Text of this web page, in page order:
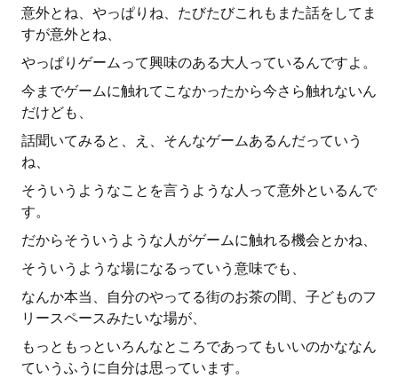
意外とね、やっぱりね、たびたびこれもまた話をしてま
すが意外とね、
やっぱりゲームって興味のある大人っているんですよ。
今までゲームに触れてこなかったから今さら触れないん
だけども、
話聞いてみると、え、そんなゲームあるんだっていう
ね、
そういうようなことを言うような人って意外といるんで
す。
だからそういうような人がゲームに触れる機会とかね、
そういうような場になるっていう意味でも、
なんか本当、自分のやってる街のお茶の間、子どものフ
リースペースみたいな場が、
もっともっといろんなところであってもいいのかななん
ていうふうに自分は思っています。